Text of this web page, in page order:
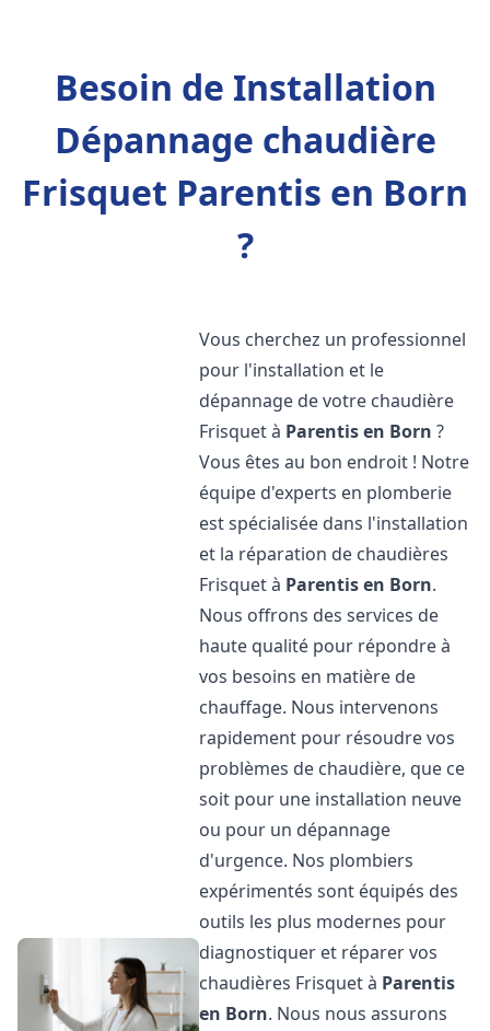
Besoin de Installation
Dépannage chaudière
Frisquet Parentis en Born
?
Vous cherchez un professionnel
pour l'installation et le
dépannage de votre chaudière
Frisquet à Parentis en Born ?
Vous êtes au bon endroit ! Notre
équipe d'experts en plomberie
est spécialisée dans l'installation
et la réparation de chaudières
Frisquet à Parentis en Born.
Nous offrons des services de
haute qualité pour répondre à
vos besoins en matière de
chauffage. Nous intervenons
rapidement pour résoudre vos
problèmes de chaudière, que ce
soit pour une installation neuve
ou pour un dépannage
d'urgence. Nos plombiers
expérimentés sont équipés des
outils les plus modernes pour
diagnostiquer et réparer vos
chaudières Frisquet à Parentis
en Born. Nous nous assurons